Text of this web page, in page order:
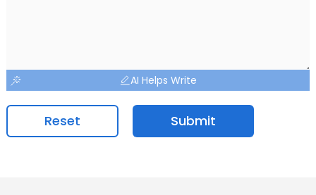
AI Helps Write
Reset Submit